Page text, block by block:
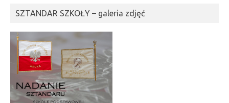
SZTANDAR SZKOŁY – galeria zdjęć